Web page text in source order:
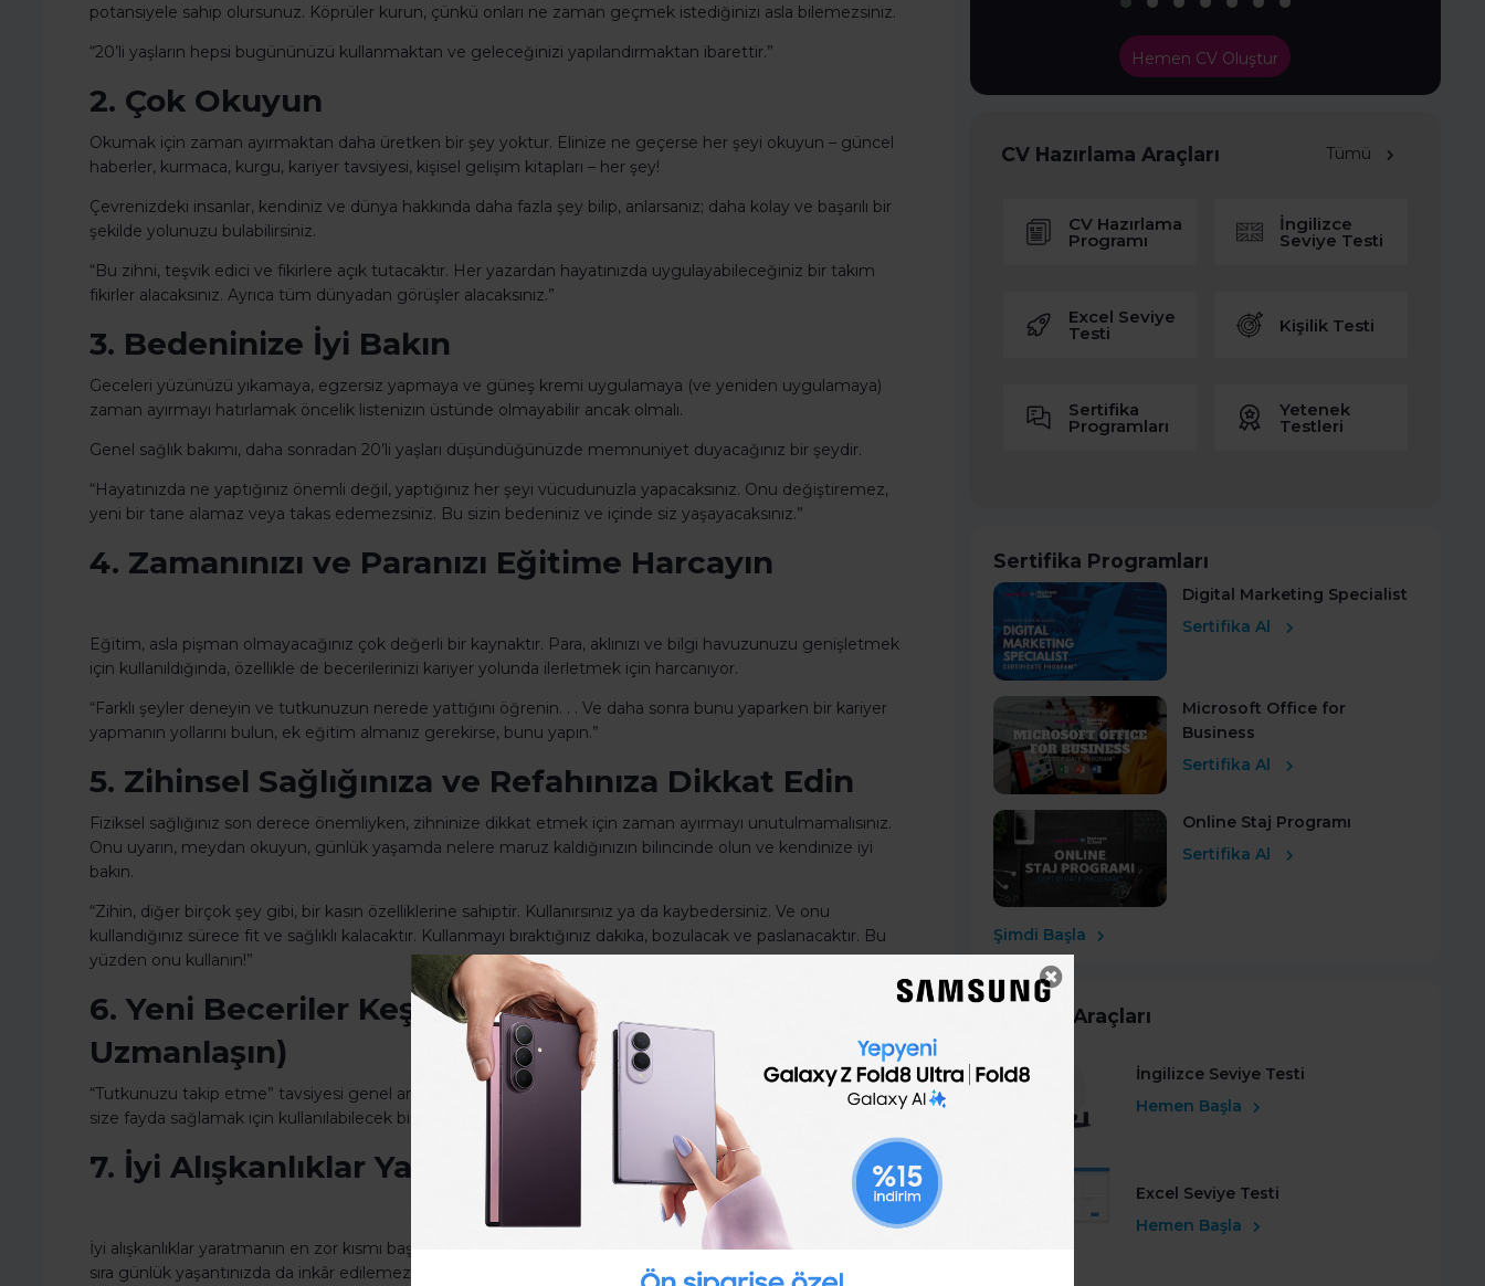
potansiyele sahip olursunuz. Köprüler kurun, çünkü onları ne zaman geçmek istediğinizi asla bilemezsiniz.
“20’li yaşların hepsi bugününüzü kullanmaktan ve geleceğinizi yapılandırmaktan ibarettir.”
2. Çok Okuyun
Okumak için zaman ayırmaktan daha üretken bir şey yoktur. Elinize ne geçerse her şeyi okuyun – güncel
haberler, kurmaca, kurgu, kariyer tavsiyesi, kişisel gelişim kitapları – her şey!
Çevrenizdeki insanlar, kendiniz ve dünya hakkında daha fazla şey bilip, anlarsanız; daha kolay ve başarılı bir
şekilde yolunuzu bulabilirsiniz.
“Bu zihni, teşvik edici ve fikirlere açık tutacaktır. Her yazardan hayatınızda uygulayabileceğiniz bir takım
fikirler alacaksınız. Ayrıca tüm dünyadan görüşler alacaksınız.”
3. Bedeninize İyi Bakın
Geceleri yüzünüzü yıkamaya, egzersiz yapmaya ve güneş kremi uygulamaya (ve yeniden uygulamaya)
zaman ayırmayı hatırlamak öncelik listenizin üstünde olmayabilir ancak olmalı.
Genel sağlık bakımı, daha sonradan 20’li yaşları düşündüğünüzde memnuniyet duyacağınız bir şeydir.
“Hayatınızda ne yaptığınız önemli değil, yaptığınız her şeyi vücudunuzla yapacaksınız. Onu değiştiremez,
yeni bir tane alamaz veya takas edemezsiniz. Bu sizin bedeniniz ve içinde siz yaşayacaksınız.”
4. Zamanınızı ve Paranızı Eğitime Harcayın
Eğitim, asla pişman olmayacağınız çok değerli bir kaynaktır. Para, aklınızı ve bilgi havuzunuzu genişletmek
için kullanıldığında, özellikle de becerilerinizi kariyer yolunda ilerletmek için harcanıyor.
“Farklı şeyler deneyin ve tutkunuzun nerede yattığını öğrenin. . . Ve daha sonra bunu yaparken bir kariyer
yapmanın yollarını bulun, ek eğitim almanız gerekirse, bunu yapın.”
5. Zihinsel Sağlığınıza ve Refahınıza Dikkat Edin
Fiziksel sağlığınız son derece önemliyken, zihninize dikkat etmek için zaman ayırmayı unutulmamalısınız.
Onu uyarın, meydan okuyun, günlük yaşamda nelere maruz kaldığınızın bilincinde olun ve kendinize iyi
bakın.
“Zihin, diğer birçok şey gibi, bir kasın özelliklerine sahiptir. Kullanırsınız ya da kaybedersiniz. Ve onu
kullandığınız sürece fit ve sağlıklı kalacaktır. Kullanmayı bıraktığınız dakika, bozulacak ve paslanacaktır. Bu
yüzden onu kullanın!”
6. Yeni Beceriler Keşfedin (ve Bu Konuda
Uzmanlaşın)
“Tutkunuzu takip etme” tavsiyesi genel anlamda iyi olsa da, 20’li yaşlarındakiler, tutkulu olduğunuz alanda
size fayda sağlamak için kullanılabilecek bir takım becerileri öğrenmeli ve kontrol etmelisiniz.
7. İyi Alışkanlıklar Yaratın ve Sürdürün
İyi alışkanlıklar yaratmanın en zor kısmı başlayabilmek ancak bunlara hâkim olduktan sonra geleceğin yanı
sıra günlük yaşantınızda da inkâr edilemez bir etkisi olacaktır.
Hemen CV Oluştur
CV Hazırlama Araçları Tümü
CV Hazırlama
Programı
İngilizce
Seviye Testi
Excel Seviye
Testi Kişilik Testi
Sertifika
Programları
Yetenek
Testleri
Sertifika Programları
Digital Marketing Specialist
Sertifika Al
Microsoft Office for
Business
Sertifika Al
Online Staj Programı
Sertifika Al
Şimdi Başla
Kariyer Araçları
İngilizce Seviye Testi
Hemen Başla
Excel Seviye Testi
Hemen Başla